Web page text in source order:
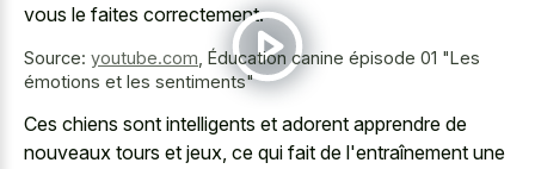
vous le faites correctement.
Source: youtube.com Éducation canine épisode 01 "Les
émotions et les sentiments"
Ces chiens sont intelligents et adorent apprendre de
nouveaux tours et jeux, ce qui fait de l'entraînement une